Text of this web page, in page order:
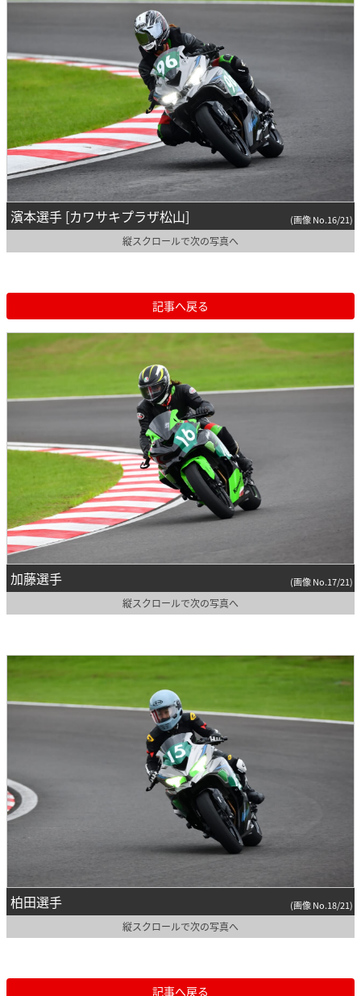
濱本選手 [カワサキプラザ松山] (画像 No.16/21)
縦スクロールで次の写真へ
記事へ戻る
加藤選手 (画像 No.17/21)
縦スクロールで次の写真へ
柏田選手 (画像 No.18/21)
縦スクロールで次の写真へ
記事へ戻る